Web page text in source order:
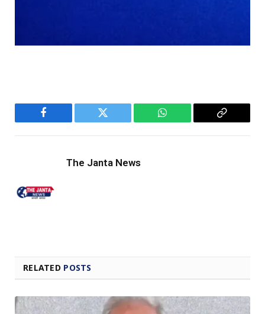
Facebook Twitter WhatsApp
Copy
The Janta News
RELATED POSTS